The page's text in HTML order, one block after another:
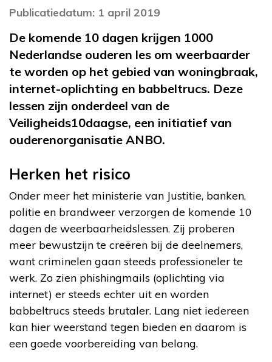
Publicatiedatum: 1 april 2019
De komende 10 dagen krijgen 1000
Nederlandse ouderen les om weerbaarder
te worden op het gebied van woningbraak,
internet-oplichting en babbeltrucs. Deze
lessen zijn onderdeel van de
Veiligheids10daagse, een initiatief van
ouderenorganisatie ANBO.
Herken het risico
Onder meer het ministerie van Justitie, banken,
politie en brandweer verzorgen de komende 10
dagen de weerbaarheidslessen. Zij proberen
meer bewustzijn te creëren bij de deelnemers,
want criminelen gaan steeds professioneler te
werk. Zo zien phishingmails (oplichting via
internet) er steeds echter uit en worden
babbeltrucs steeds brutaler. Lang niet iedereen
kan hier weerstand tegen bieden en daarom is
een goede voorbereiding van belang.